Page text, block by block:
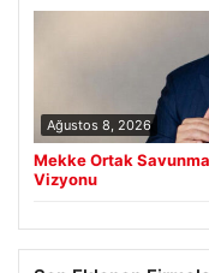
Ağustos 8, 2026
Mekke Ortak
Vizyonu